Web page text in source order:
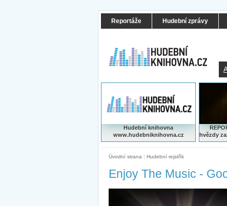
Reportáže Hudební zprávy
Hudební knihovna
www.hudebniknihovna.cz
hvězdy
Úvodní strana | Hudební rejstřík
Enjoy The Music -